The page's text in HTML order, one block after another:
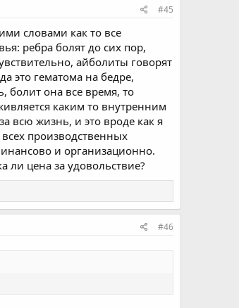
#45
словами как то все
ребра болят до сих пор,
айболиты говорят
это гематома на бедре,
болит она все время, то
каким то внутренним
всю жизнь, и это вроде как я
производственных
и организационно.
ли цена за удовольствие?
#46